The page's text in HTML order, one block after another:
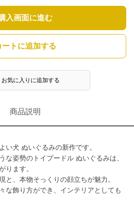
入画面に進む
ートに追加する
お気に入りに追加する
商品説明
い犬 ぬいぐるみの新作です。
な姿勢のトイプードル ぬいぐるみは、
ります。
と、本物そっくりの顔立ちが魅力。
な飾り方ができ、インテリアとしても